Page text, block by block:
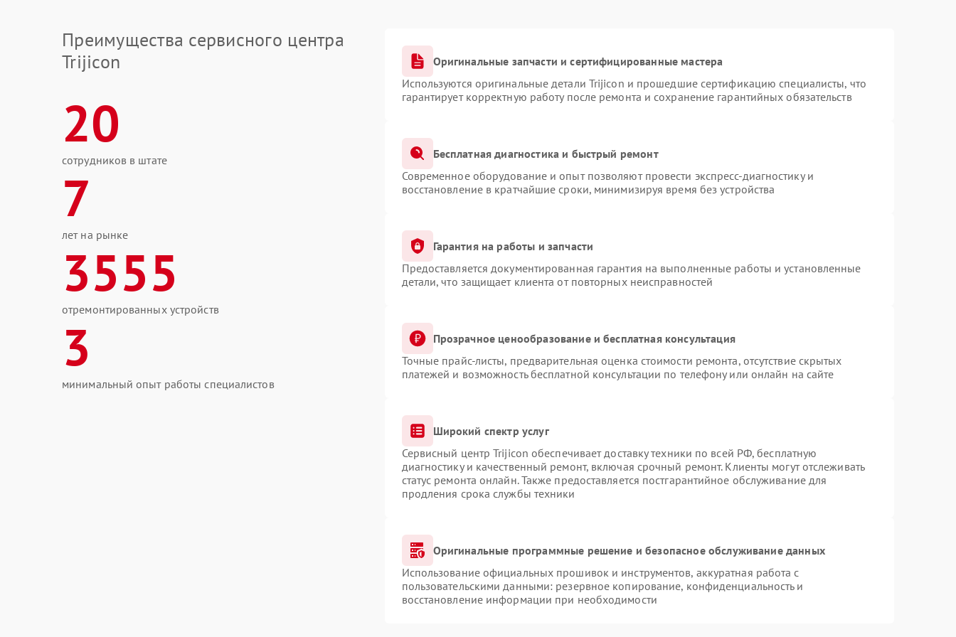
Преимущества сервисного центра
Trijicon
20
сотрудников в штате
7
лет на рынке
3555
отремонтированных устройств
3
минимальный опыт работы специалистов
Оригинальные запчасти и сертифицированные мастера
Используются оригинальные детали Trijicon и прошедшие сертификацию специалисты, что
гарантирует корректную работу после ремонта и сохранение гарантийных обязательств
Бесплатная диагностика и быстрый ремонт
Современное оборудование и опыт позволяют провести экспресс-диагностику и
восстановление в кратчайшие сроки, минимизируя время без устройства
Гарантия на работы и запчасти
Предоставляется документированная гарантия на выполненные работы и установленные
детали, что защищает клиента от повторных неисправностей
Прозрачное ценообразование и бесплатная консультация
Точные прайс-листы, предварительная оценка стоимости ремонта, отсутствие скрытых
платежей и возможность бесплатной консультации по телефону или онлайн на сайте
Широкий спектр услуг
Сервисный центр Trijicon обеспечивает доставку техники по всей РФ, бесплатную
диагностику и качественный ремонт, включая срочный ремонт. Клиенты могут отслеживать
статус ремонта онлайн. Также предоставляется постгарантийное обслуживание для
продления срока службы техники
Оригинальные программные решение и безопасное обслуживание данных
Использование официальных прошивок и инструментов, аккуратная работа с
пользовательскими данными: резервное копирование, конфиденциальность и
восстановление информации при необходимости